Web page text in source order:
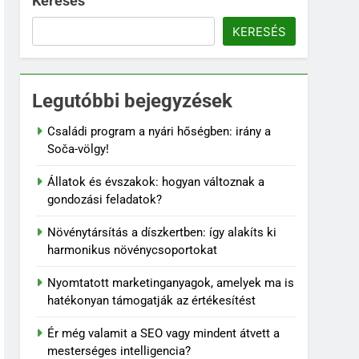
KERESÉS
Legutóbbi bejegyzések
Családi program a nyári hőségben: irány a
Soča-völgy!
Állatok és évszakok: hogyan változnak a
gondozási feladatok?
Növénytársítás a díszkertben: így alakíts ki
harmonikus növénycsoportokat
Nyomtatott marketinganyagok, amelyek ma is
hatékonyan támogatják az értékesítést
Ér még valamit a SEO vagy mindent átvett a
mesterséges intelligencia?